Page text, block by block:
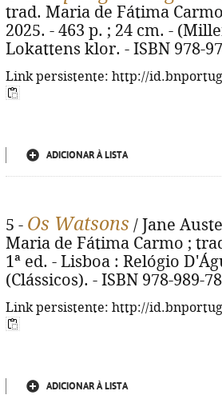
trad. Maria de Fátima
2025. - 463 p. ; 24 cm. -
Lokattens klor. - ISBN 978-
Link persistente: http://
ADICIONAR À LISTA
5 - Os Watsons / Jane
Maria de Fátima Carmo ;
1ª ed. - Lisboa : Relógio
(Clássicos). - ISBN 978-989-
Link persistente: http://
ADICIONAR À LISTA